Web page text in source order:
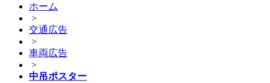
ホーム
>
交通広告
>
車両広告
>
中吊ポスター